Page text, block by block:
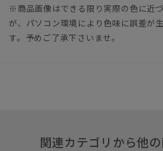
※商品画像はできる限り実際の色に近
が、パソコン環境により色味に誤差が
す。予めご了承下さいませ。
関連カテゴリから他